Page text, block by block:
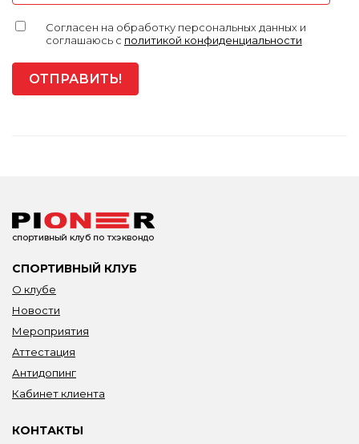
Согласен на обработку персональных данных и
соглашаюсь с политикой конфиденциальности
СПОРТИВНЫЙ КЛУБ
О клубе
Новости
Мероприятия
Аттестация
Антидопинг
Кабинет клиента
КОНТАКТЫ